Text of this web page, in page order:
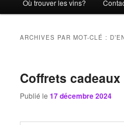
Où trouver les vins?
ARCHIVES PAR MOT-CLÉ :
Coffrets cadeaux
Publié le17 décembre 2024